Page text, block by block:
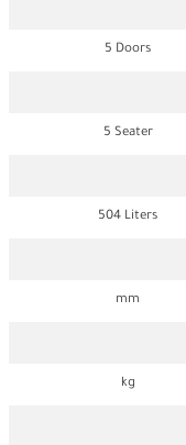
5 Doors
5 Seater
504 Liters
mm
kg